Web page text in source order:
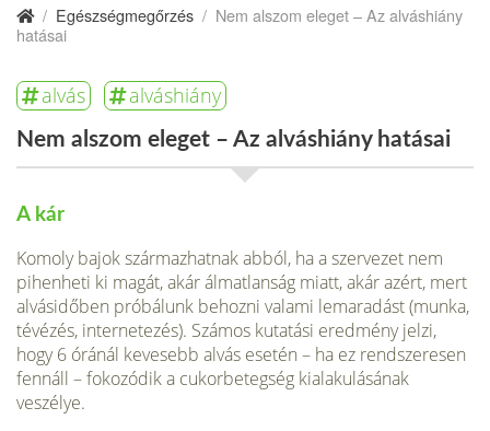
/ Egészségmegőrzés / Nem alszom eleget – Az alváshiány
hatásai
alvás alváshiány
Nem alszom eleget – Az alváshiány hatásai
A kár
Komoly bajok származhatnak abból, ha a szervezet nem
pihenheti ki magát, akár álmatlanság miatt, akár azért, mert
alvásidőben próbálunk behozni valami lemaradást (munka,
tévézés, internetezés). Számos kutatási eredmény jelzi,
hogy 6 óránál kevesebb alvás esetén – ha ez rendszeresen
fennáll – fokozódik a cukorbetegség kialakulásának
veszélye.